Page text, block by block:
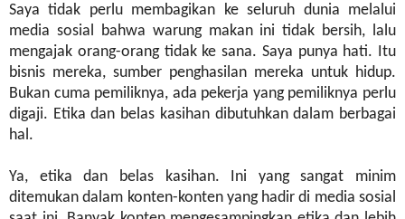
Saya tidak perlu membagikan ke seluruh dunia melalui
media sosial bahwa warung makan ini tidak bersih, lalu
mengajak orang-orang tidak ke sana. Saya punya hati. Itu
bisnis mereka, sumber penghasilan mereka untuk hidup.
Bukan cuma pemiliknya, ada pekerja yang pemiliknya perlu
digaji. Etika dan belas kasihan dibutuhkan dalam berbagai
hal.
Ya, etika dan belas kasihan. Ini yang sangat minim
ditemukan dalam konten-konten yang hadir di media sosial